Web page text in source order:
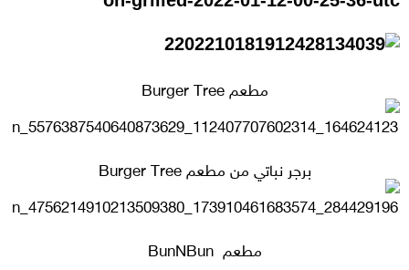
مطعم Burger Tree
برجر نباتي من مطعم Burger Tree
مطعم BunNBun